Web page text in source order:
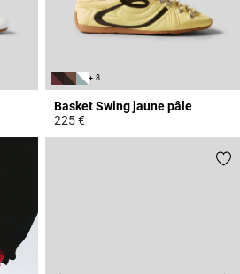
+ 8
Basket Swing jaune pâle
225 €